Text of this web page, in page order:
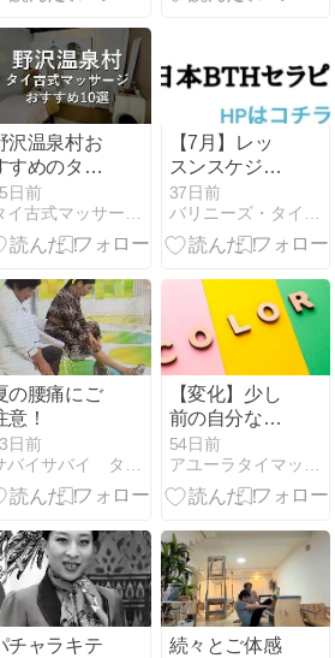
沢温泉村お
すめのタイ
式マッサー
10選【2026
最新】
日前
【7月】レッ
スンスケジュ
ール＆レッス
ンモデル募集
37日前
の腰痛にご
意！
日前
【変化】少し
前の自分な
ら、選ばなか
った服
54日前
チャラキテ
続々とご体感